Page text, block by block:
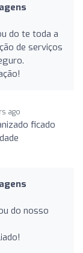
do te toda a
de serviços
ago
ficado
do nosso